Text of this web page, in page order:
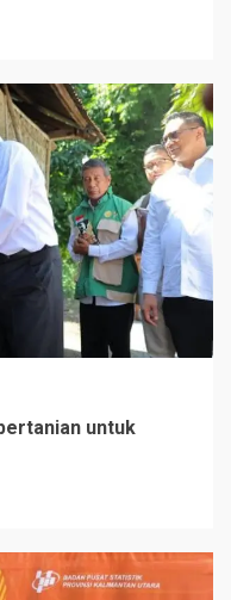
untuk